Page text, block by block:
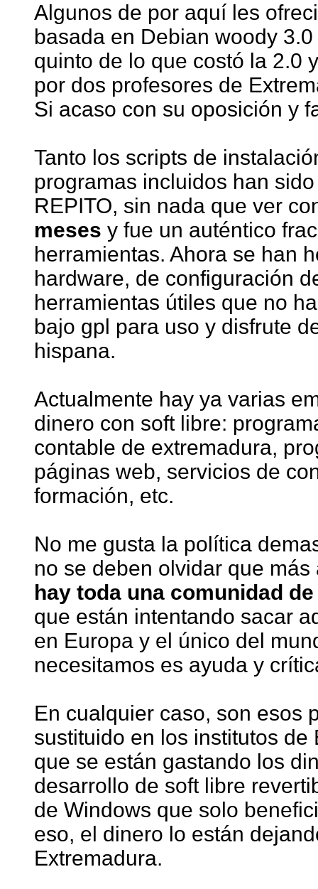
Algunos de por aquí les
basada en Debian woody
quinto de lo que costó la 2.0
por dos profesores de
Si acaso con su oposición y
Tanto los scripts de
programas incluidos han
REPITO, sin nada que ver
meses y fue un auténtico
herramientas. Ahora se han
hardware, de configuración
herramientas útiles que no
bajo gpl para uso y disfrute
hispana.
Actualmente hay ya varias
dinero con soft libre:
contable de extremadura,
páginas web, servicios de
formación, etc.
No me gusta la política
no se deben olvidar que
hay toda una comunidad
que están intentando sacar
en Europa y el único del
necesitamos es ayuda y
En cualquier caso, son esos
sustituido en los institutos
que se están gastando los
desarrollo de soft libre
de Windows que solo
eso, el dinero lo están
Extremadura.